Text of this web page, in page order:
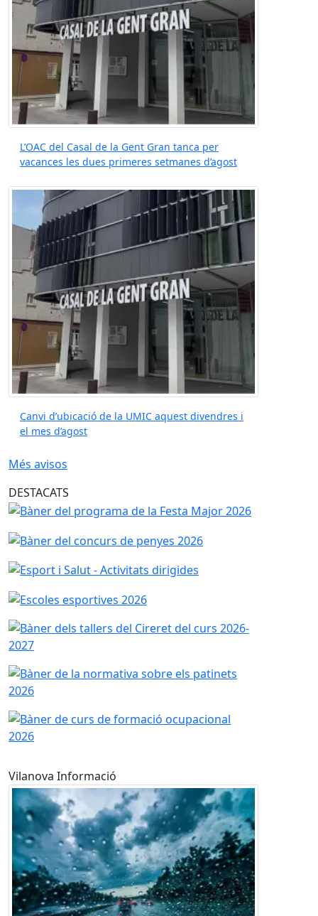
L’OAC del Casal de la Gent Gran tanca per
vacances les dues primeres setmanes d’agost
Canvi d’ubicació de la UMIC aquest divendres i
el mes d’agost
Més avisos
DESTACATS
Vilanova Informació